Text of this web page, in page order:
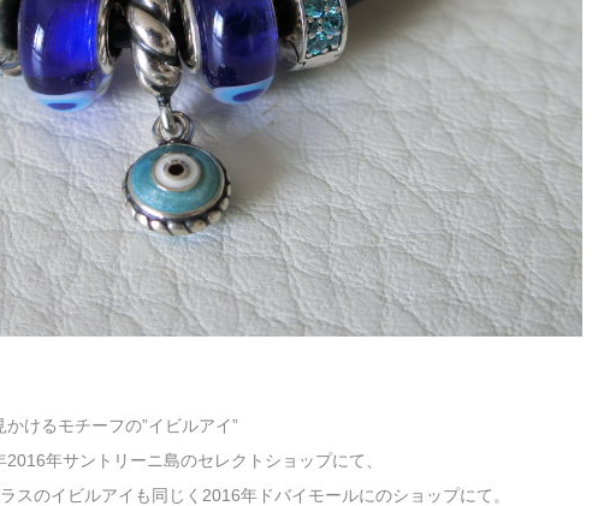
けるモチーフの”イビルアイ”
年サントリーニ島のセレクトショップにて、
スのイビルアイも同じく2016年ドバイモールにのショップにて。